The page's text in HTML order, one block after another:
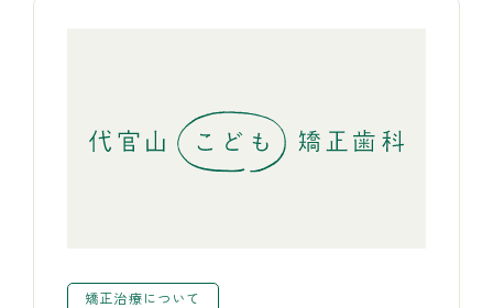
矯正治療について